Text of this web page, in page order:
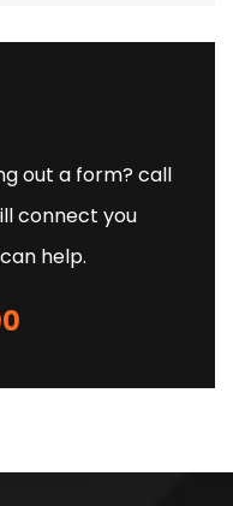
out a form? call
connect you
help.